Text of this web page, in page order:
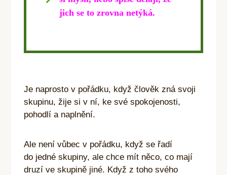
jich se to zrovna netýká.
Je naprosto v pořádku, když člověk zná svoji
skupinu, žije si v ní, ke své spokojenosti,
pohodlí a naplnění.
Ale není vůbec v pořádku, když se řadí
do jedné skupiny, ale chce mít něco, co mají
druzí ve skupině jiné. Když z toho svého